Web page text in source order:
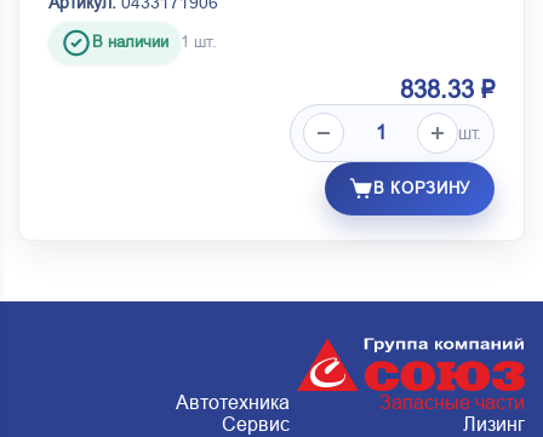
В наличии 1 шт.
838.33 ₽
шт.
В КОРЗИНУ
Автотехника
Запасные части
Сервис
Лизинг